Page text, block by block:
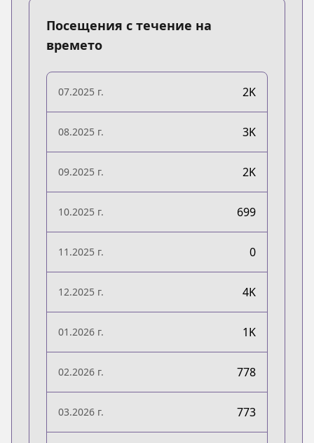
Посещения с течение на
времето
07.2025 г. 2K
08.2025 г. 3K
09.2025 г. 2K
10.2025 г. 699
11.2025 г. 0
12.2025 г. 4K
01.2026 г. 1K
02.2026 г. 778
03.2026 г. 773